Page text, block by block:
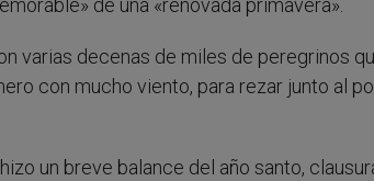
de una «renovada primavera».
varias decenas de miles de peregrinos
con mucho viento, para rezar junto al
un breve balance del año santo,